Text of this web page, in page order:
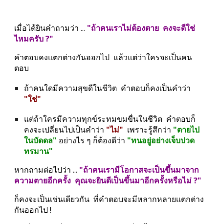
เมื่อได้ยินคำถามว่า ... "ถ้าคนเราไม่ต้องตาย  คงจะดีใช่
ไหมครับ ?"
คำตอบคงแตกต่างกันออกไป  แล้วแต่ว่าใครจะเป็นคน
ตอบ
ถ้าคนใดมีความสุขดีในชีวิต  คำตอบก็คงเป็นคำว่า
"ใช่"
แต่ถ้าใครมีความทุกข์ระทมขมขื่นในชีวิต  คำตอบก็
คงจะเปลี่ยนไปเป็นคำว่า "ไม่"
  เพราะรู้สึกว่า
"ตายไป
ในบัดดล" อย่างไร ๆ ก็ต้องดีว่า "ทนอยู่อย่างเจ็บปวด
ทรมาน"
หากถามต่อไปว่า ... "ถ้าคนเรามีโอกาสจะเป็นขึ้นมาจาก
ความตายอีกครั้ง  คุณจะยินดีเป็นขึ้นมาอีกครั้งหรือไม่ ?"
ก็คงจะเป็นเช่นเดียวกัน  ที่คำตอบจะมีหลากหลายแตกต่าง
กันออกไป !